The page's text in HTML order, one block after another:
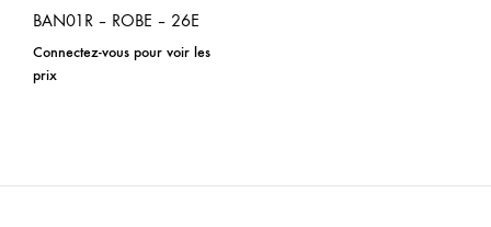
BAN01R – ROBE – 26E
Connectez-vous pour voir les
prix